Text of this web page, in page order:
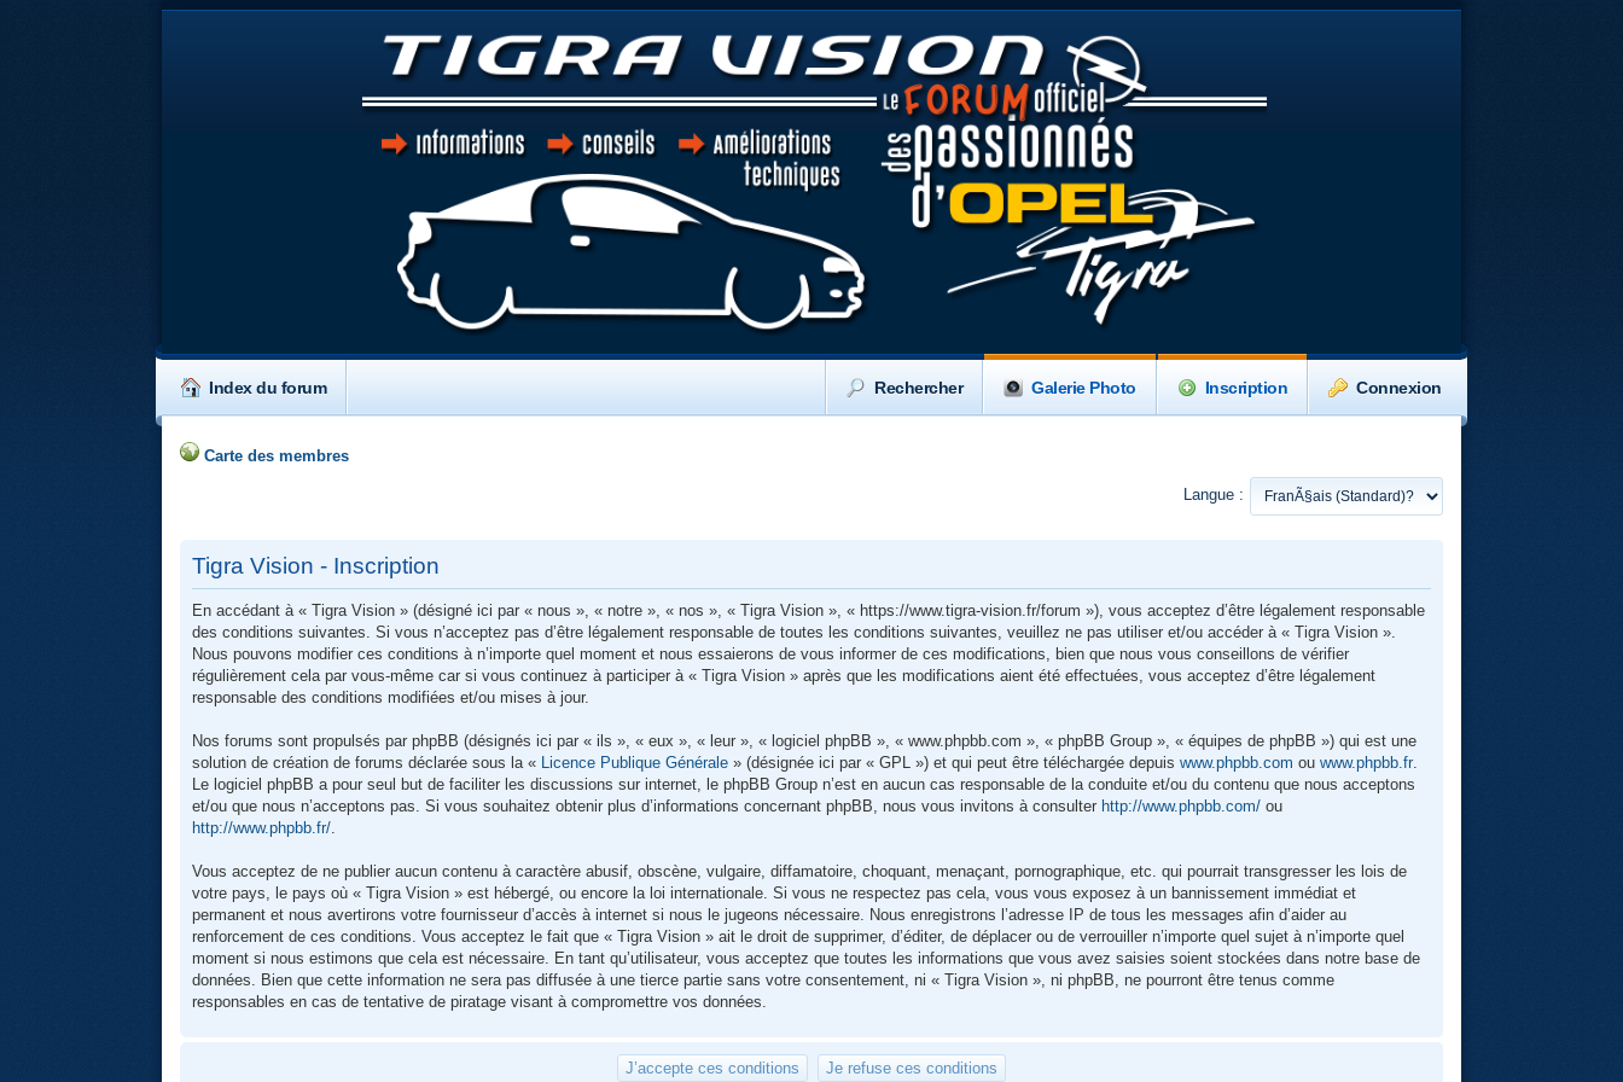
Index du forum Connexion
Inscription
Galerie Photo
Rechercher
Carte des membres
Langue :
Tigra Vision - Inscription
En accédant à « Tigra Vision » (désigné ici par « nous », « notre », « nos », « Tigra Vision », « https://www.tigra-vision.fr/forum »), vous acceptez d’être légalement responsable
des conditions suivantes. Si vous n’acceptez pas d’être légalement responsable de toutes les conditions suivantes, veuillez ne pas utiliser et/ou accéder à « Tigra Vision ».
Nous pouvons modifier ces conditions à n’importe quel moment et nous essaierons de vous informer de ces modifications, bien que nous vous conseillons de vérifier
régulièrement cela par vous-même car si vous continuez à participer à « Tigra Vision » après que les modifications aient été effectuées, vous acceptez d’être légalement
responsable des conditions modifiées et/ou mises à jour.
Nos forums sont propulsés par phpBB (désignés ici par « ils », « eux », « leur », « logiciel phpBB », « www.phpbb.com », « phpBB Group », « équipes de phpBB ») qui est une
solution de création de forums déclarée sous la « Licence Publique Générale » (désignée ici par « GPL ») et qui peut être téléchargée depuiswww.phpbb.com ouwww.phpbb.fr.
Le logiciel phpBB a pour seul but de faciliter les discussions sur internet, le phpBB Group n’est en aucun cas responsable de la conduite et/ou du contenu que nous acceptons
et/ou que nous n’acceptons pas. Si vous souhaitez obtenir plus d’informations concernant phpBB, nous vous invitons à consulter http://www.phpbb.com/ ou
http://www.phpbb.fr/.
Vous acceptez de ne publier aucun contenu à caractère abusif, obscène, vulgaire, diffamatoire, choquant, menaçant, pornographique, etc. qui pourrait transgresser les lois de
votre pays, le pays où « Tigra Vision » est hébergé, ou encore la loi internationale. Si vous ne respectez pas cela, vous vous exposez à un bannissement immédiat et
permanent et nous avertirons votre fournisseur d’accès à internet si nous le jugeons nécessaire. Nous enregistrons l’adresse IP de tous les messages afin d’aider au
renforcement de ces conditions. Vous acceptez le fait que « Tigra Vision » ait le droit de supprimer, d’éditer, de déplacer ou de verrouiller n’importe quel sujet à n’importe quel
moment si nous estimons que cela est nécessaire. En tant qu’utilisateur, vous acceptez que toutes les informations que vous avez saisies soient stockées dans notre base de
données. Bien que cette information ne sera pas diffusée à une tierce partie sans votre consentement, ni « Tigra Vision », ni phpBB, ne pourront être tenus comme
responsables en cas de tentative de piratage visant à compromettre vos données.